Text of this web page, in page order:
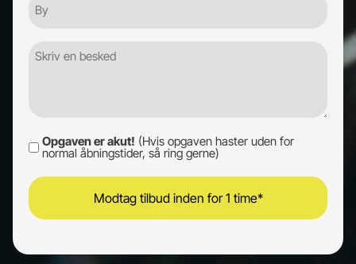
Besked
Opgaven
akut!
Opgaven er akut! (Hvis opgaven haster uden for
normal åbningstider, så ring gerne)